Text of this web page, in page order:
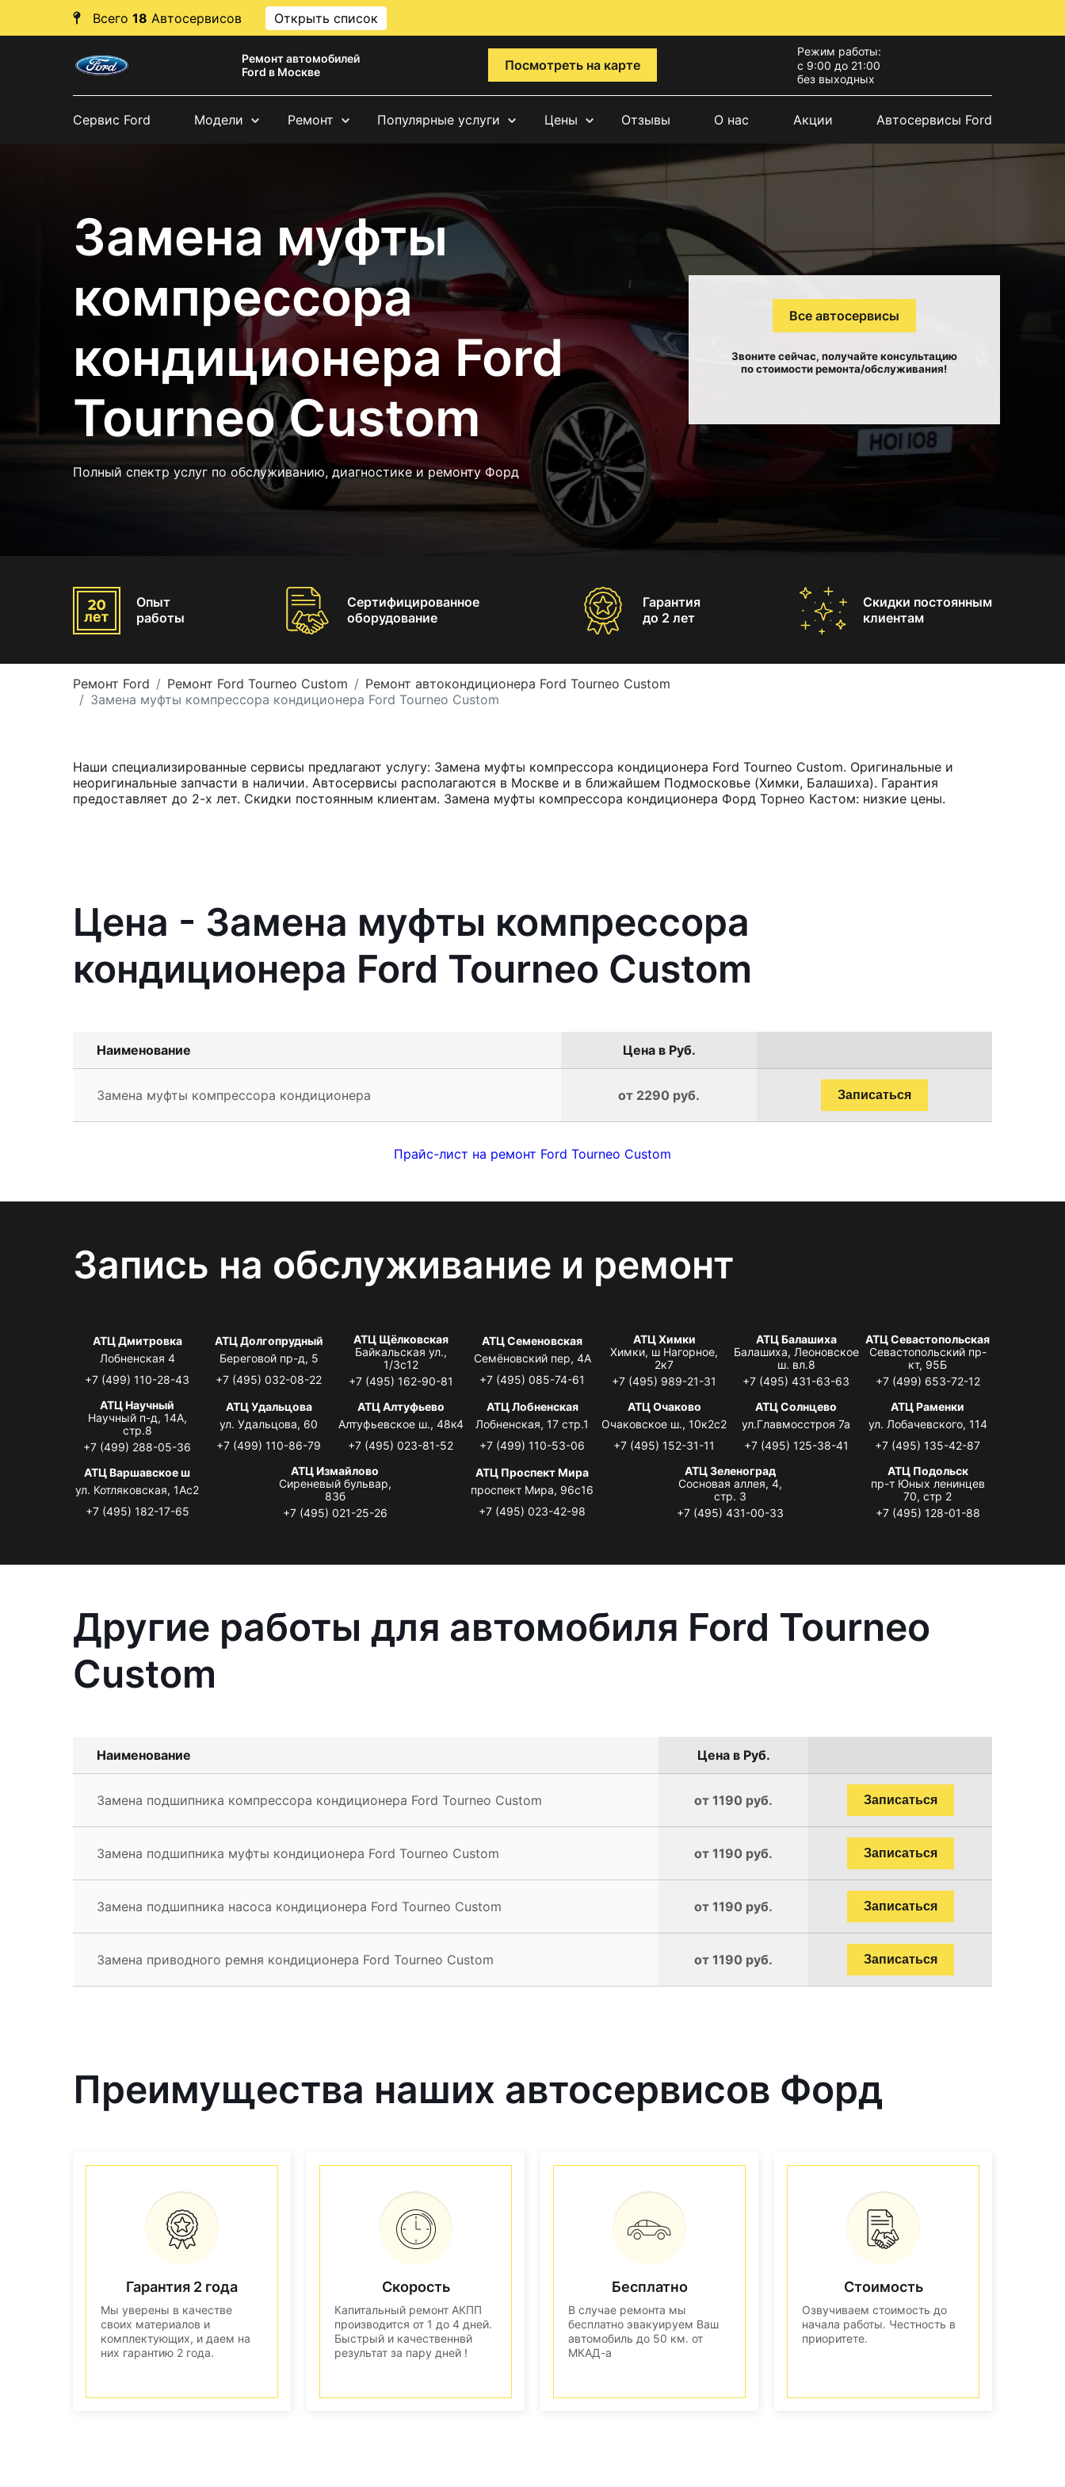
Всего 18 Автосервисов Открыть список
Ремонт автомобилей
Ford в Москве
Посмотреть на карте
Режим работы:
с 9:00 до 21:00
без выходных
Сервис Ford Модели Ремонт Популярные услуги Цены Отзывы О нас Акции Автосервисы Ford
Замена муфты
компрессора
кондиционера Ford
Tourneo Custom
Полный спектр услуг по обслуживанию, диагностике и ремонту Форд
Все автосервисы
Звоните сейчас, получайте консультацию
по стоимости ремонта/обслуживания!
Опыт
работы
Сертифицированное
оборудование
Гарантия
до 2 лет
Скидки постоянным
клиентам
Ремонт Ford Ремонт Ford Tourneo Custom
Ремонт автокондиционера Ford Tourneo Custom
Замена муфты компрессора кондиционера Ford Tourneo Custom
Наши специализированные сервисы предлагают услугу: Замена муфты компрессора кондиционера Ford Tourneo Custom. Оригинальные и
неоригинальные запчасти в наличии. Автосервисы располагаются в Москве и в ближайшем Подмосковье (Химки, Балашиха). Гарантия
предоставляет до 2-х лет. Скидки постоянным клиентам. Замена муфты компрессора кондиционера Форд Торнео Кастом: низкие цены.
Цена - Замена муфты компрессора
кондиционера Ford Tourneo Custom
Наименование Цена в Руб.
Замена муфты компрессора кондиционера от 2290 руб. Записаться
Прайс-лист на ремонт Ford Tourneo Custom
Запись на обслуживание и ремонт
АТЦ Дмитровка
Лобненская 4
+7 (499) 110-28-43
АТЦ Долгопрудный
Береговой пр-д, 5
+7 (495) 032-08-22
АТЦ Щёлковская
Байкальская ул.,
1/3с12
+7 (495) 162-90-81
АТЦ Семеновская
Семёновский пер, 4А
+7 (495) 085-74-61
АТЦ Химки
Химки, ш Нагорное,
2к7
+7 (495) 989-21-31
АТЦ Балашиха
Балашиха, Леоновское
ш. вл.8
+7 (495) 431-63-63
АТЦ Севастопольская
Севастопольский пр-
кт, 95Б
+7 (499) 653-72-12
АТЦ Научный
Научный п-д, 14А,
стр.8
+7 (499) 288-05-36
АТЦ Удальцова
ул. Удальцова, 60
+7 (499) 110-86-79
АТЦ Алтуфьево
Алтуфьевское ш., 48к4
+7 (495) 023-81-52
АТЦ Лобненская
Лобненская, 17 стр.1
+7 (499) 110-53-06
АТЦ Очаково
Очаковское ш., 10к2с2
+7 (495) 152-31-11
АТЦ Солнцево
ул.Главмосстроя 7а
+7 (495) 125-38-41
АТЦ Раменки
ул. Лобачевского, 114
+7 (495) 135-42-87
АТЦ Варшавское ш
ул. Котляковская, 1Ас2
+7 (495) 182-17-65
АТЦ Измайлово
Сиреневый бульвар,
83б
+7 (495) 021-25-26
АТЦ Проспект Мира
проспект Мира, 96с16
+7 (495) 023-42-98
АТЦ Зеленоград
Сосновая аллея, 4,
стр. 3
+7 (495) 431-00-33
АТЦ Подольск
пр-т Юных ленинцев
70, стр 2
+7 (495) 128-01-88
Другие работы для автомобиля Ford Tourneo
Custom
Наименование Цена в Руб.
Замена подшипника компрессора кондиционера Ford Tourneo Custom от 1190 руб. Записаться
Замена подшипника муфты кондиционера Ford Tourneo Custom от 1190 руб. Записаться
Замена подшипника насоса кондиционера Ford Tourneo Custom от 1190 руб. Записаться
Замена приводного ремня кондиционера Ford Tourneo Custom от 1190 руб. Записаться
Преимущества наших автосервисов Форд
Гарантия 2 года
Мы уверены в качестве
своих материалов и
комплектующих, и даем на
них гарантию 2 года.
Скорость
Капитальный ремонт АКПП
производится от 1 до 4 дней.
Быстрый и качественнвй
результат за пару дней !
Бесплатно
В случае ремонта мы
бесплатно эвакуируем Ваш
автомобиль до 50 км. от
МКАД-а
Стоимость
Озвучиваем стоимость до
начала работы. Честность в
приоритете.